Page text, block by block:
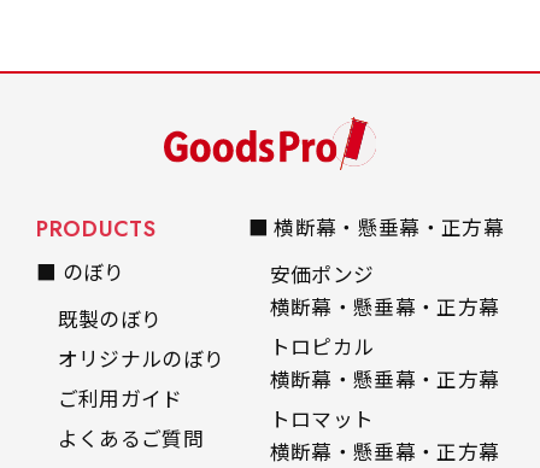
PRODUCTS
■ のぼり
既製のぼり
オリジナルのぼり
ご利用ガイド
よくあるご質問
■ 横断幕・懸垂幕・正方幕
安価ポンジ
横断幕・懸垂幕・正方幕
トロピカル
横断幕・懸垂幕・正方幕
トロマット
横断幕・懸垂幕・正方幕